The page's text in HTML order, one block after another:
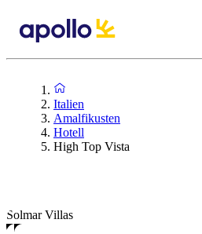
Italien
Amalfikusten
Hotell
High Top Vista
Solmar Villas